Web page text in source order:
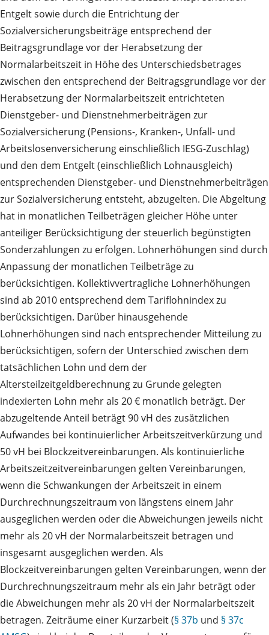
Entgelt sowie durch die Entrichtung der
Sozialversicherungsbeiträge entsprechend der
Beitragsgrundlage vor der Herabsetzung der
Normalarbeitszeit in Höhe des Unterschiedsbetrages
zwischen den entsprechend der Beitragsgrundlage vor der
Herabsetzung der Normalarbeitszeit entrichteten
Dienstgeber- und Dienstnehmerbeiträgen zur
Sozialversicherung (Pensions-, Kranken-, Unfall- und
Arbeitslosenversicherung einschließlich IESG-Zuschlag)
und den dem Entgelt (einschließlich Lohnausgleich)
entsprechenden Dienstgeber- und Dienstnehmerbeiträgen
zur Sozialversicherung entsteht, abzugelten. Die Abgeltung
hat in monatlichen Teilbeträgen gleicher Höhe unter
anteiliger Berücksichtigung der steuerlich begünstigten
Sonderzahlungen zu erfolgen. Lohnerhöhungen sind durch
Anpassung der monatlichen Teilbeträge zu
berücksichtigen. Kollektivvertragliche Lohnerhöhungen
sind ab 2010 entsprechend dem Tariflohnindex zu
berücksichtigen. Darüber hinausgehende
Lohnerhöhungen sind nach entsprechender Mitteilung zu
berücksichtigen, sofern der Unterschied zwischen dem
tatsächlichen Lohn und dem der
Altersteilzeitgeldberechnung zu Grunde gelegten
indexierten Lohn mehr als 20 € monatlich beträgt. Der
abzugeltende Anteil beträgt 90 vH des zusätzlichen
Aufwandes bei kontinuierlicher Arbeitszeitverkürzung und
50 vH bei Blockzeitvereinbarungen. Als kontinuierliche
Arbeitszeitzeitvereinbarungen gelten Vereinbarungen,
wenn die Schwankungen der Arbeitszeit in einem
Durchrechnungszeitraum von längstens einem Jahr
ausgeglichen werden oder die Abweichungen jeweils nicht
mehr als 20 vH der Normalarbeitszeit betragen und
insgesamt ausgeglichen werden. Als
Blockzeitvereinbarungen gelten Vereinbarungen, wenn der
Durchrechnungszeitraum mehr als ein Jahr beträgt oder
die Abweichungen mehr als 20 vH der Normalarbeitszeit
betragen. Zeiträume einer Kurzarbeit (§ 37b und § 37c